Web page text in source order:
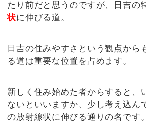
たり前だと思うのですが、日吉の
状に伸びる道。
日吉の住みやすさという観点から
る道は重要な位置を占めます。
新しく住み始めた者からすると、
ないといいますか、少し考え込ん
の放射線状に伸びる通りの名です。